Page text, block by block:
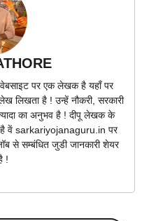
पर एक लेखक है यहाँ पर
लिखता है ! उन्हें नौकरी, सरकारी
का अनुभव है ! दीपू लेखक के
है वें sarkariyojanaguru.in पर
से सम्बंधित जुडी जानकारी शेयर
!